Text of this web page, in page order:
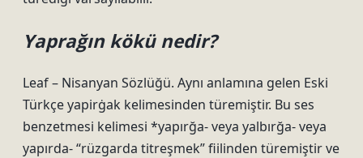
Yaprağın kökü nedir?
Leaf – Nisanyan Sözlüğü. Aynı anlamına gelen Eski
Türkçe yapirġak kelimesinden türemiştir. Bu ses
benzetmesi kelimesi *yapırğa- veya yalbırğa- veya
yapırda- “rüzgarda titreşmek” fiilinden türemiştir ve